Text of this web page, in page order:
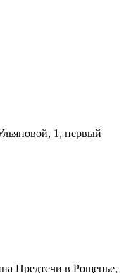
1, первый
Предтечи в Рощенье,